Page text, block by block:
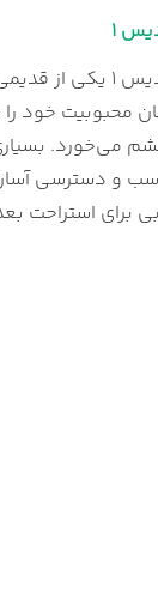
سارینا 1
زیتون
مال
سنتر
کیش
مریم
1
مرکز خرید
محبوبیت خود را
برای استراحت